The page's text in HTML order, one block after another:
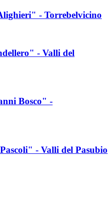
- Torrebelvicino
- Valli del
Bosco" -
- Valli del Pasubio